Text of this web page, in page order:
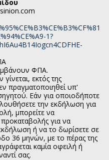
1?
ΦΠΑ.
εκτός της
πραγματοποιηθεί υπ'
Εάν για οποιοδήποτε
την εκδήλωση για
μπορείτε να
για να
ή να το δωρίσετε σε
36 μηνών, με το πέρας της
καμία οφειλή ή
σας.